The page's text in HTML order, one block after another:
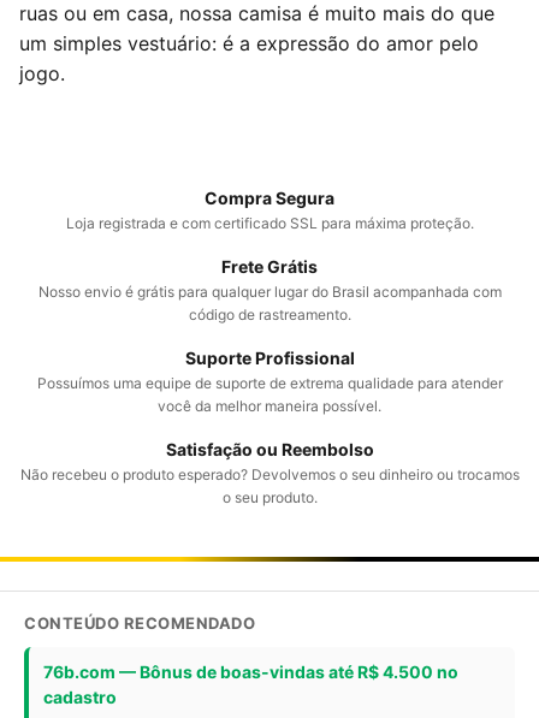
ruas ou em casa, nossa camisa é muito mais do que
um simples vestuário: é a expressão do amor pelo
jogo.
Compra Segura
Loja registrada e com certificado SSL para máxima proteção.
Frete Grátis
Nosso envio é grátis para qualquer lugar do Brasil acompanhada com
código de rastreamento.
Suporte Profissional
Possuímos uma equipe de suporte de extrema qualidade para atender
você da melhor maneira possível.
Satisfação ou Reembolso
Não recebeu o produto esperado? Devolvemos o seu dinheiro ou trocamos
o seu produto.
CONTEÚDO RECOMENDADO
76b.com — Bônus de boas-vindas até R$ 4.500 no
cadastro